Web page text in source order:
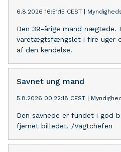
6.8.2026 16:51:15 CEST
Den 39-årige mand nægtede.
varetægtsfængslet i fire uger
af den kendelse.
Savnet ung mand
5.8.2026 00:22:18 CEST
Den savnede er fundet i god
fjernet billedet. /Vagtchefen